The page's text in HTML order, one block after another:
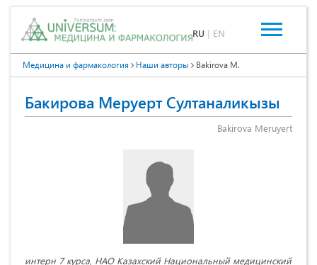
RU | EN
Медицина и фармакология Наши авторы Bakirova M.
Бакирова Меруерт Султаналикызы
Bakirova Meruyert
интерн 7 курса, НАО Казахский Национальный медицинский